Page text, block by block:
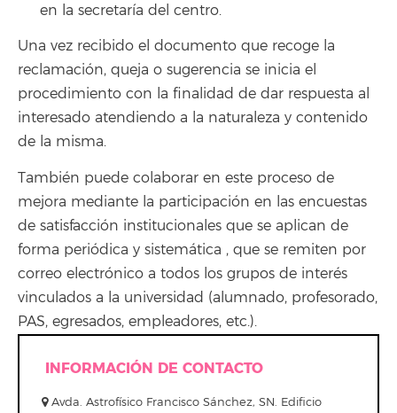
en la secretaría del centro.
Una vez recibido el documento que recoge la
reclamación, queja o sugerencia se inicia el
procedimiento con la finalidad de dar respuesta al
interesado atendiendo a la naturaleza y contenido
de la misma.
También puede colaborar en este proceso de
mejora mediante la participación en las encuestas
de satisfacción institucionales que se aplican de
forma periódica y sistemática , que se remiten por
correo electrónico a todos los grupos de interés
vinculados a la universidad (alumnado, profesorado,
PAS, egresados, empleadores, etc.).
INFORMACIÓN DE CONTACTO
Avda. Astrofísico Francisco Sánchez, SN. Edificio